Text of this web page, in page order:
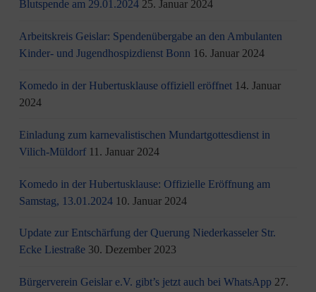
Blutspende am 29.01.2024 25. Januar 2024
Arbeitskreis Geislar: Spendenübergabe an den Ambulanten
Kinder- und Jugendhospizdienst Bonn 16. Januar 2024
Komedo in der Hubertusklause offiziell eröffnet 14. Januar
2024
Einladung zum karnevalistischen Mundartgottesdienst in
Vilich-Müldorf 11. Januar 2024
Komedo in der Hubertusklause: Offizielle Eröffnung am
Samstag, 13.01.2024 10. Januar 2024
Update zur Entschärfung der Querung Niederkasseler Str.
Ecke Liestraße 30. Dezember 2023
Bürgerverein Geislar e.V. gibt’s jetzt auch bei WhatsApp 27.